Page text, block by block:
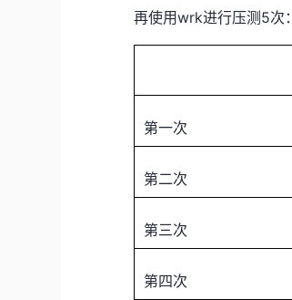
再使用wrk进行压测5次：
第一次
第二次
第三次
第四次